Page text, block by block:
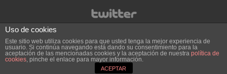
Uso de cookies
Este sitio web utiliza cookies para que usted tenga la mejor experiencia de
usuario. Si continúa navegando está dando su consentimiento para la
aceptación de las mencionadas cookies y la aceptación de nuestra política de
cookies, pinche el enlace para mayor información.
ACEPTAR